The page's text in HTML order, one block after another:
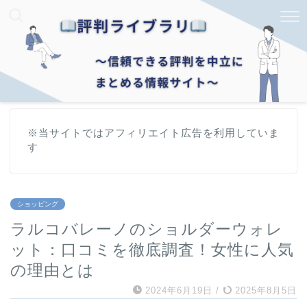
※当サイトではアフィリエイト広告を利用していま
す
ショッピング
ラルコバレーノのショルダーウォレ
ット：口コミを徹底調査！女性に人気
の理由とは
2024年6月19日 / 2025年8月5日